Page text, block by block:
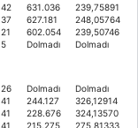
42
37
21
5
631.036
627.181
602.054
Dolmadı
239,75891
248,05764
239,50746
Dolmadı
26
41
41
41
Dolmadı
244.127
228.676
215.275
Dolmadı
326,12914
324,13570
275,81333